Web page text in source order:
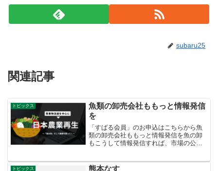
subaru25
関連記事
トピックス
魚類の卸売会社ももっと情報発信
を
「すばる会員」のお申込はこちらから魚
類の卸売会社ももっと情報発信を魚の卸
もこうして情報発信すれば、市場の公共
魚類‏ @tokushimagyorui からRT今...
トピックス 熊本なす